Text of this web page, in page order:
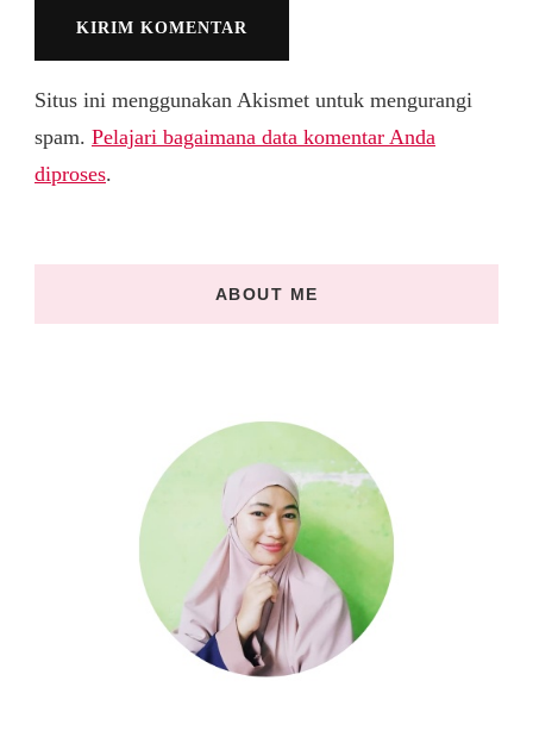
Situs ini menggunakan Akismet untuk mengurangi
spam. Pelajari bagaimana data komentar Anda
diproses.
ABOUT ME